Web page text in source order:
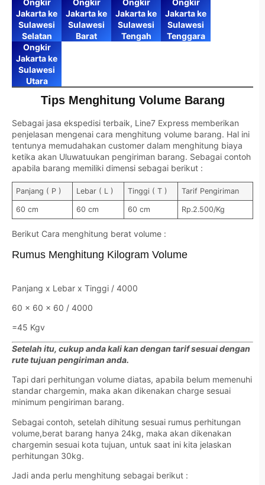
Jakarta ke
Sulawesi
Selatan
Jakarta ke
Sulawesi
Barat
Jakarta ke
Sulawesi
Tengah
Jakarta ke
Sulawesi
Tenggara
Ongkir
Jakarta ke
Sulawesi
Utara
Tips Menghitung Volume Barang
Sebagai jasa ekspedisi terbaik, Line7 Express memberikan
penjelasan mengenai cara menghitung volume barang. Hal ini
tentunya memudahakan customer dalam menghitung biaya
ketika akan Uluwatuukan pengiriman barang. Sebagai contoh
apabila barang memiliki dimensi sebagai berikut :
Panjang ( P ) Lebar ( L ) Tinggi ( T ) Tarif Pengiriman
60 cm 60 cm 60 cm Rp.2.500/Kg
Berikut Cara menghitung berat volume :
Rumus Menghitung Kilogram Volume
Panjang x Lebar x Tinggi / 4000
60 x 60 x 60 / 4000
=45 Kgv
Setelah itu, cukup anda kali kan dengan tarif sesuai dengan
rute tujuan pengiriman anda.
Tapi dari perhitungan volume diatas, apabila belum memenuhi
standar chargemin, maka akan dikenakan charge sesuai
minimum pengiriman barang.
Sebagai contoh, setelah dihitung sesuai rumus perhitungan
volume,berat barang hanya 24kg, maka akan dikenakan
chargemin sesuai kota tujuan, untuk saat ini kita jelaskan
perhitungan 30kg.
Jadi anda perlu menghitung sebagai berikut :